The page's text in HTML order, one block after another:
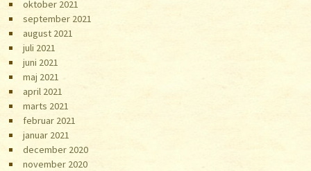
oktober 2021
september 2021
august 2021
juli 2021
juni 2021
maj 2021
april 2021
marts 2021
februar 2021
januar 2021
december 2020
november 2020